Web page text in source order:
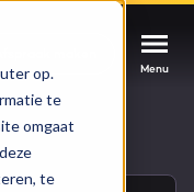
op.
te
omgaat
te
Menu
Menu
Menu